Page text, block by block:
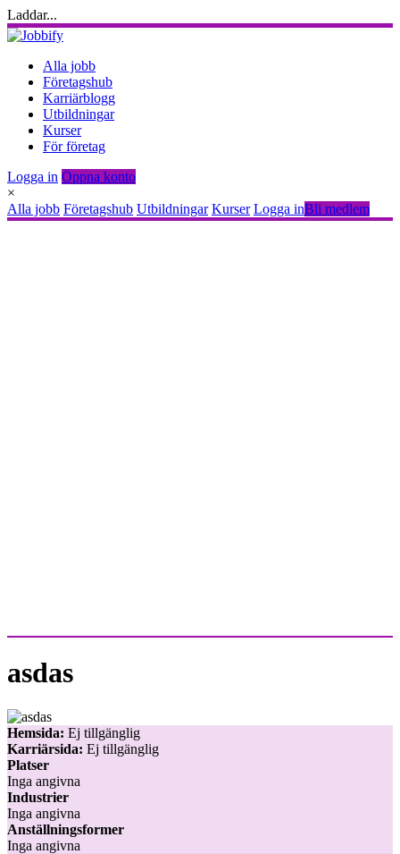
Laddar...
Alla jobb
Företagshub
Karriärblogg
Utbildningar
Kurser
För företag
Logga in Öppna konto
×
Alla jobb Företagshub Utbildningar Kurser Logga inBli medlem
asdas
Hemsida: Ej tillgänglig
Karriärsida: Ej tillgänglig
Platser
Inga angivna
Industrier
Inga angivna
Anställningsformer
Inga angivna